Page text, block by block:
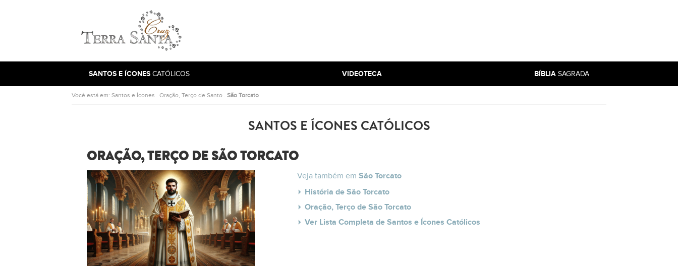
Ir para a página inicial
SANTOS E ÍCONES CATÓLICOS VIDEOTECA BÍBLIA SAGRADA
Você está em: Santos e Ícones . Oração, Terço de Santo . São Torcato
SANTOS E ÍCONES CATÓLICOS
ORAÇÃO, TERÇO DE SÃO TORCATO
Veja também em São Torcato
História de São Torcato
Oração, Terço de São Torcato
Ver Lista Completa de Santos e Ícones Católicos